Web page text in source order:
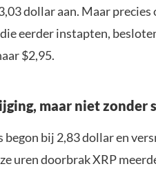
dollar aan. Maar
eerder instapten,
$2,95.
maar niet zonder
begon bij 2,83 dollar en
uren doorbrak XRP